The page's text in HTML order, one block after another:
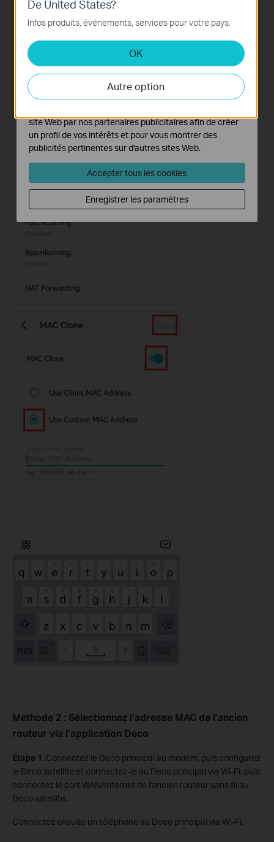
Méthode 2 : Sélectionnez l’adresse MAC de l’ancien
routeur via l’application Deco
Étape 1. Connectez le Deco principal au modem, puis configurez
le Deco satellite et connectez-le au Deco principal via Wi-Fi, puis
connectez le port WAN/Internet de l'ancien routeur sans fil au
Deco satellite.
Connectez ensuite un téléphone au Deco principal via Wi-Fi.
De United States?
Infos produits, événements, services pour votre pays.
OK
Autre option
Ces cookies sont nécessaires au fonctionnement du
site Web et ne peuvent pas être désactivés dans vos
systèmes.
Cookies d'analyse et marketing
Les cookies d'analyse nous permettent d'analyser vos
activités sur notre site Web pour améliorer et ajuster les
fonctionnalités de notre site Web.
site Web par nos partenaires publicitaires afin de créer
un profil de vos intérêts et pour vous montrer des
publicités pertinentes sur d'autres sites Web.
Accepter tous les cookies
Enregistrer les paramètres